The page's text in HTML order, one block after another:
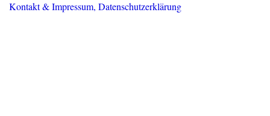
Kontakt & Impressum, Datenschutzerklärung